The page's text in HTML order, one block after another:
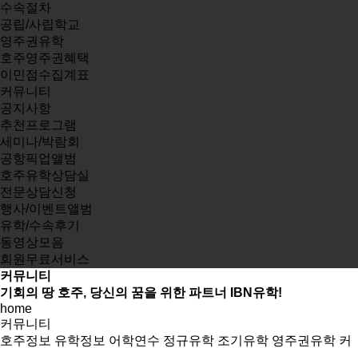
수속절차
공립/사립학교
영주권유학
호주영주권혜택
이민점수집계표
커뮤니티
공지사항
추천프로그램
세미나/박람회
공항픽업앨범
호주유학상담실
전문상담신청
행사/이벤트앨범
유학/수속후기
동영상모음
회원무료서비스
커뮤니티
기회의 땅 호주, 당신의 꿈을 위한 파트너 IBN유학!
home
커뮤니티
호주정보 유학정보 어학연수 정규유학 조기유학 영주권유학 커